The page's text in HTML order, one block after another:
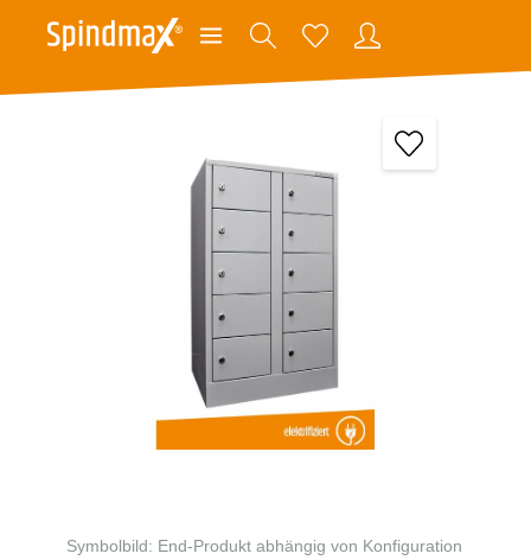
Symbolbild: End-Produkt abhängig von Konfiguration